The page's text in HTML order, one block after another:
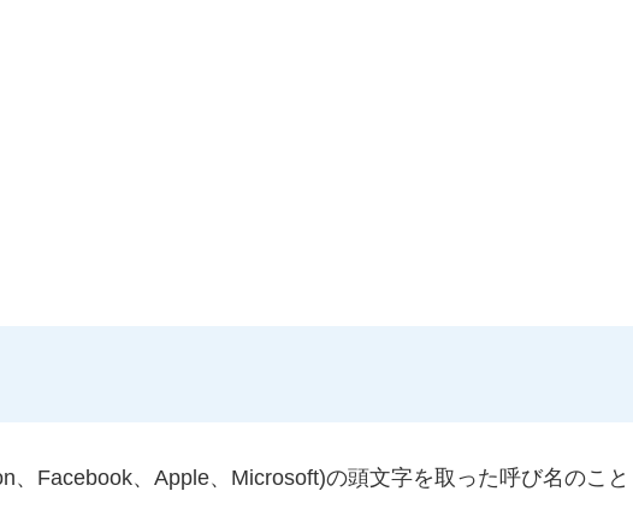
、Facebook、Apple、Microsoft)の頭文字を取った呼び名のこと